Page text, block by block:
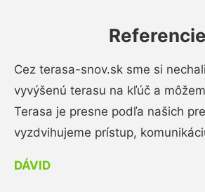
Referencie
Cez terasa-snov.sk sme si
vyvýšenú terasu na kľúč a
Terasa je presne podľa našich
vyzdvihujeme prístup,
DÁVID